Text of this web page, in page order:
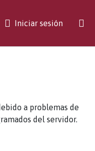
Iniciar sesión(current)
a problemas de
del servidor.